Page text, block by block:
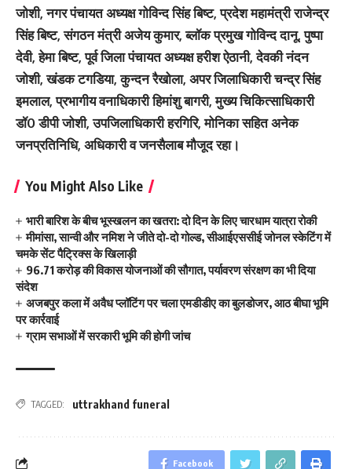
जोशी, नगर पंचायत अध्यक्ष गोविन्द सिंह बिष्ट, प्रदेश महामंत्री राजेन्द्र
सिंह बिष्ट, संगठन मंत्री अजेय कुमार, ब्लॉक प्रमुख गोविन्द दानू, पुष्पा
देवी, हेमा बिष्ट, पूर्व जिला पंचायत अध्यक्ष हरीश ऐठानी, देवकी नंदन
जोशी, खंडक टगडिया, कुन्दन रैखोला, अपर जिलाधिकारी चन्द्र सिंह
इमलाल, प्रभागीय वनाधिकारी हिमांशु बागरी, मुख्य चिकित्साधिकारी
डॉ0 डीपी जोशी, उपजिलाधिकारी हरगिरि, मोनिका सहित अनेक
जनप्रतिनिधि, अधिकारी व जनसैलाब मौजूद रहा।
You Might Also Like
भारी बारिश के बीच भूस्खलन का खतरा: दो दिन के लिए चारधाम यात्रा रोकी
मीमांसा, सान्वी और नमिश ने जीते दो-दो गोल्ड, सीआईएससीई जोनल स्केटिंग में
चमके सेंट पैट्रिक्स के खिलाड़ी
96.71 करोड़ की विकास योजनाओं की सौगात, पर्यावरण संरक्षण का भी दिया
संदेश
अजबपुर कला में अवैध प्लॉटिंग पर चला एमडीडीए का बुलडोजर, आठ बीघा भूमि
पर कार्रवाई
ग्राम सभाओं में सरकारी भूमि की होगी जांच
TAGGED: uttrakhand funeral
Facebook